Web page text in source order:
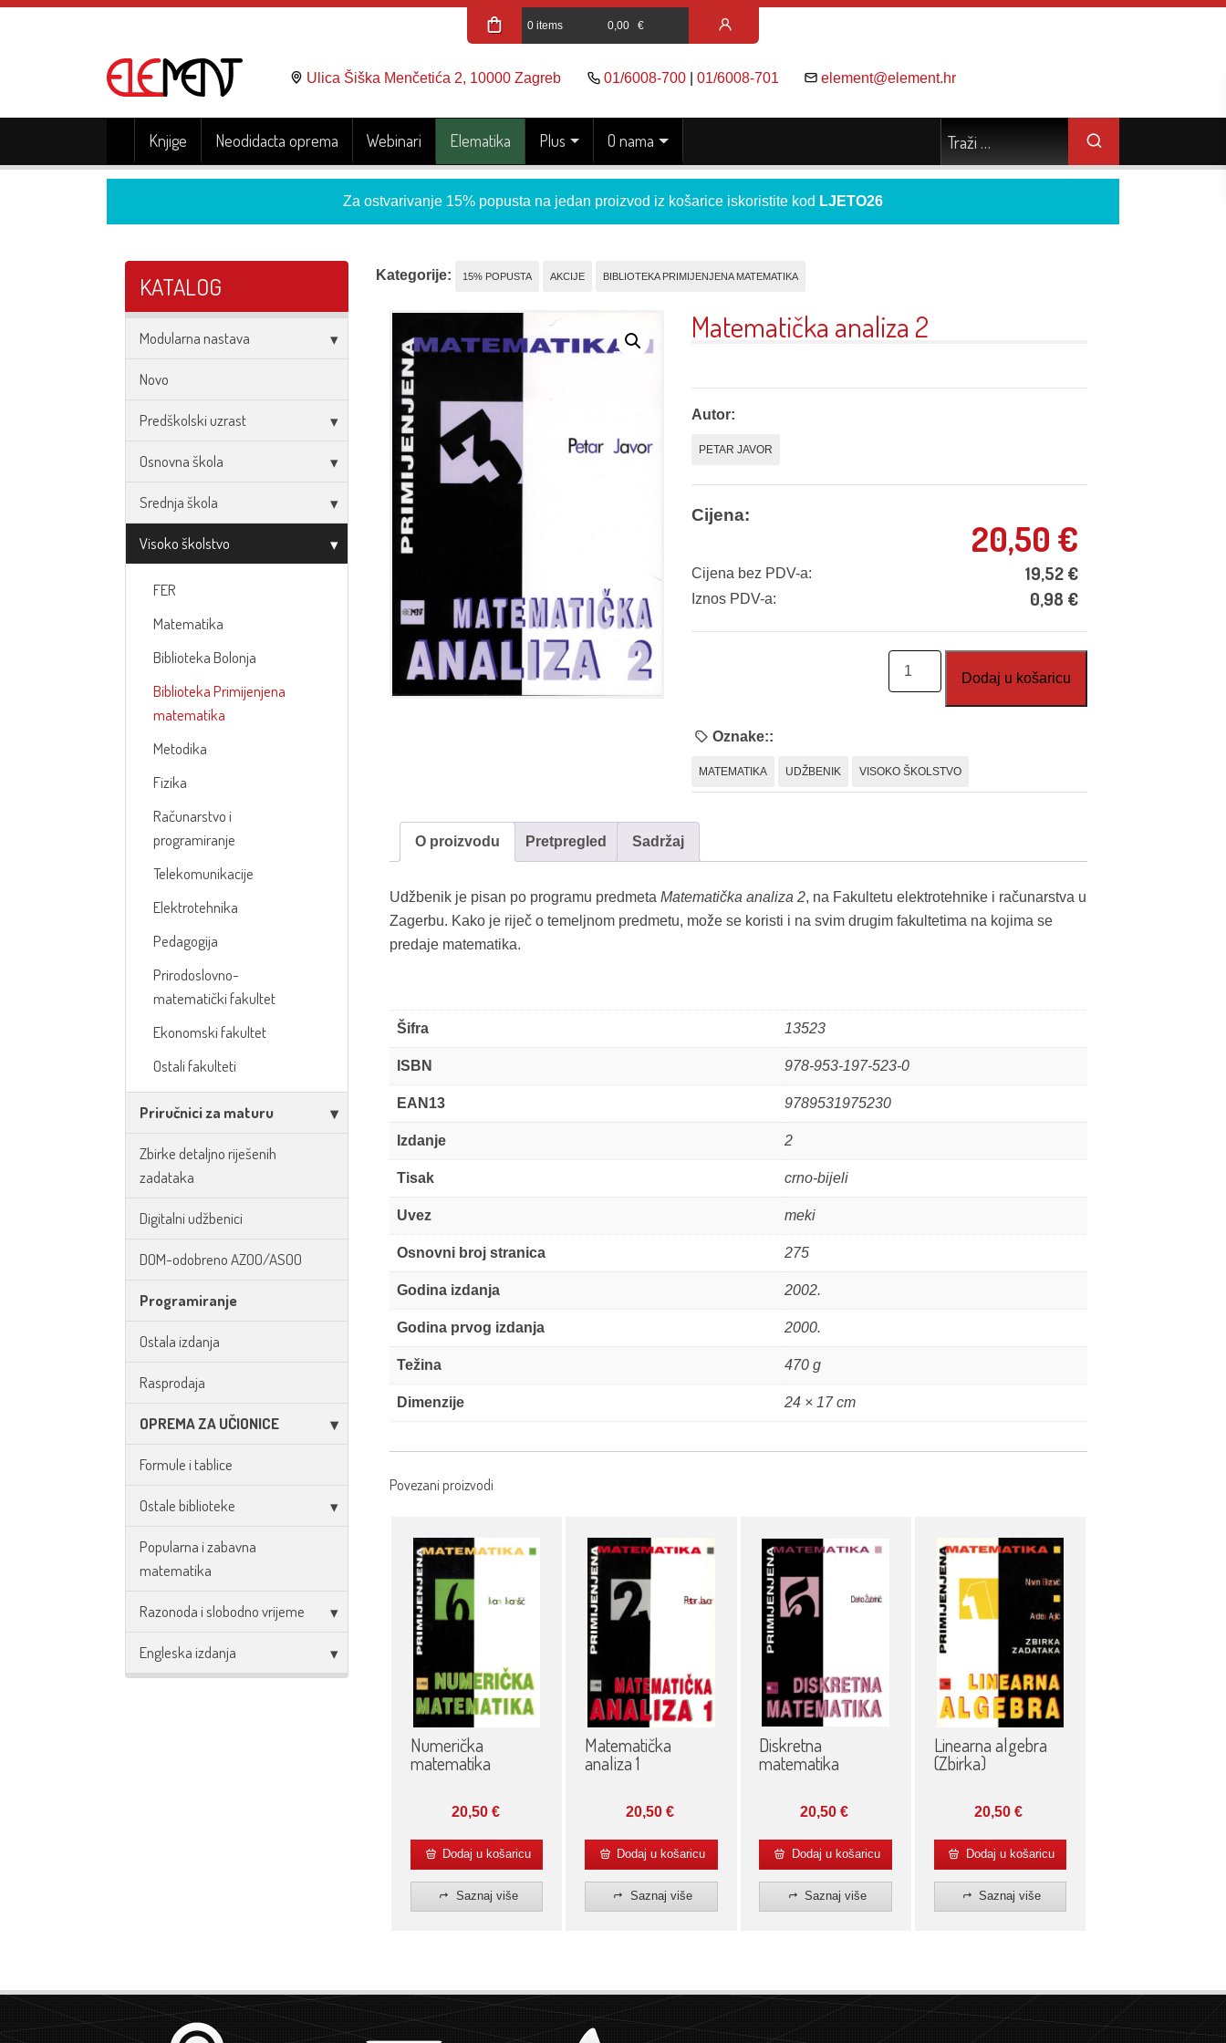
0 items 0,00 €
Ulica Šiška Menčetića 2, 10000 Zagreb 01/6008-700| 01/6008-701 element@element.hr
Knjige Neodidacta oprema Webinari Elematika Plus O nama
Za ostvarivanje 15% popusta na jedan proizvod iz košarice iskoristite kod LJETO26
KATALOG
Modularna nastava
Novo
Predškolski uzrast
Osnovna škola
Srednja škola
Visoko školstvo
FER
Matematika
Biblioteka Bolonja
Biblioteka Primijenjena
matematika
Metodika
Fizika
Računarstvo i
programiranje
Telekomunikacije
Elektrotehnika
Pedagogija
Prirodoslovno-
matematički fakultet
Ekonomski fakultet
Ostali fakulteti
Priručnici za maturu
Zbirke detaljno riješenih
zadataka
Digitalni udžbenici
DOM-odobreno AZOO/ASOO
Programiranje
Ostala izdanja
Rasprodaja
OPREMA ZA UČIONICE
Formule i tablice
Ostale biblioteke
Popularna i zabavna
matematika
Razonoda i slobodno vrijeme
Engleska izdanja
Kategorije: 15% POPUSTA AKCIJE BIBLIOTEKA PRIMIJENJENA MATEMATIKA
Matematička analiza 2
Autor:
PETAR JAVOR
Cijena:
20,50 €
Cijena bez PDV-a: 19,52 €
Iznos PDV-a: 0,98 €
Dodaj u košaricu
Oznake::
MATEMATIKA UDŽBENIK VISOKO ŠKOLSTVO
O proizvodu Pretpregled Sadržaj
Udžbenik je pisan po programu predmeta Matematička analiza 2, na Fakultetu elektrotehnike i računarstva u
Zagerbu. Kako je riječ o temeljnom predmetu, može se koristi i na svim drugim fakultetima na kojima se
predaje matematika.
Šifra 13523
ISBN 978-953-197-523-0
EAN13 9789531975230
Izdanje 2
Tisak crno-bijeli
Uvez meki
Osnovni broj stranica 275
Godina izdanja 2002.
Godina prvog izdanja 2000.
Težina 470 g
Dimenzije 24 × 17 cm
Povezani proizvodi
Numerička
matematika
20,50 €
Dodaj u košaricu
Saznaj više
Matematička
analiza 1
20,50 €
Dodaj u košaricu
Saznaj više
Diskretna
matematika
20,50€
Dodaj u košaricu
Saznaj više
Linearna algebra
(Zbirka)
20,50€
Dodaj u košaricu
Saznaj više